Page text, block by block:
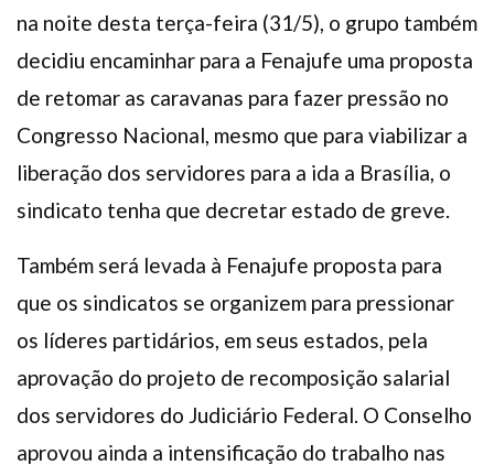
na noite desta terça-feira (31/5), o grupo também
decidiu encaminhar para a Fenajufe uma proposta
de retomar as caravanas para fazer pressão no
Congresso Nacional, mesmo que para viabilizar a
liberação dos servidores para a ida a Brasília, o
sindicato tenha que decretar estado de greve.
Também será levada à Fenajufe proposta para
que os sindicatos se organizem para pressionar
os líderes partidários, em seus estados, pela
aprovação do projeto de recomposição salarial
dos servidores do Judiciário Federal. O Conselho
aprovou ainda a intensificação do trabalho nas